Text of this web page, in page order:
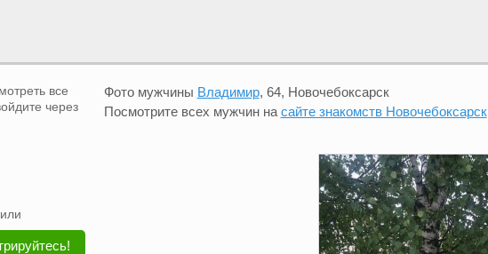
все
через
или
Фото мужчины Владимир, 64, Новочебоксарск
Посмотрите всех мужчин на сайте знакомств Новочебоксарск